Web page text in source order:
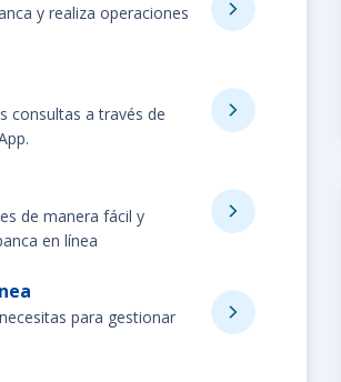
y realiza operaciones
consultas a través de
de manera fácil y
en línea
para gestionar